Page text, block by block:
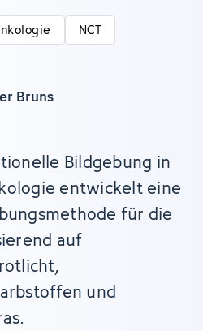
NCT
Bruns
Bildgebung in
entwickelt eine
für die
auf
und